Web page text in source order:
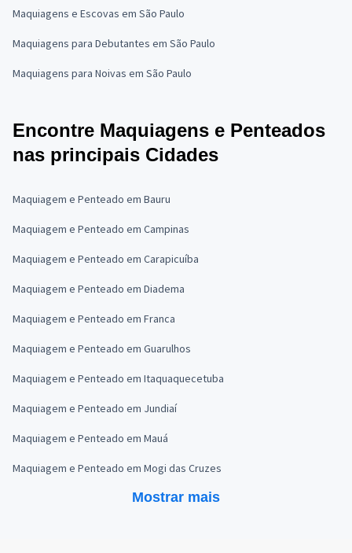
Maquiagens e Escovas em São Paulo
Maquiagens para Debutantes em São Paulo
Maquiagens para Noivas em São Paulo
Encontre Maquiagens e Penteados
nas principais Cidades
Maquiagem e Penteado em Bauru
Maquiagem e Penteado em Campinas
Maquiagem e Penteado em Carapicuíba
Maquiagem e Penteado em Diadema
Maquiagem e Penteado em Franca
Maquiagem e Penteado em Guarulhos
Maquiagem e Penteado em Itaquaquecetuba
Maquiagem e Penteado em Jundiaí
Maquiagem e Penteado em Mauá
Maquiagem e Penteado em Mogi das Cruzes
Mostrar mais